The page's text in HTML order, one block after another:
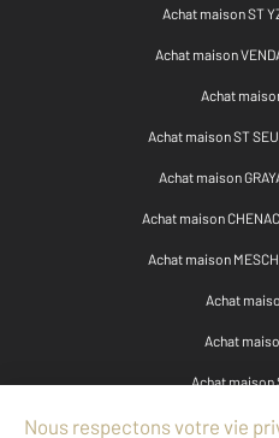
Achat maison ST
Achat maison
Achat
Achat maison ST
Achat maison
Achat maison
Achat maison
Achat
Achat
Achat maison
Achat